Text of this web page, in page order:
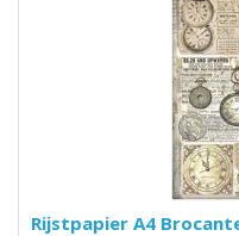
Rijstpapier A4